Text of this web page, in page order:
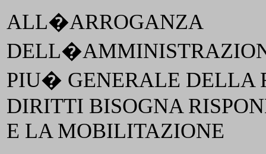
ALL�ARROGANZA
PIU� GENERALE DELLA
DIRITTI BISOGNA
E LA MOBILITAZIONE